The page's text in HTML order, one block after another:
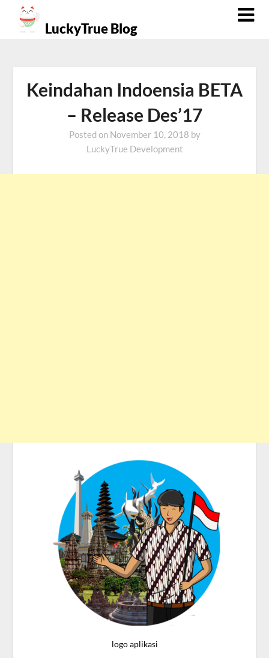
LuckyTrue Blog
Keindahan Indoensia BETA
– Release Des’17
Posted on November 10, 2018 by
LuckyTrue Development
logo aplikasi